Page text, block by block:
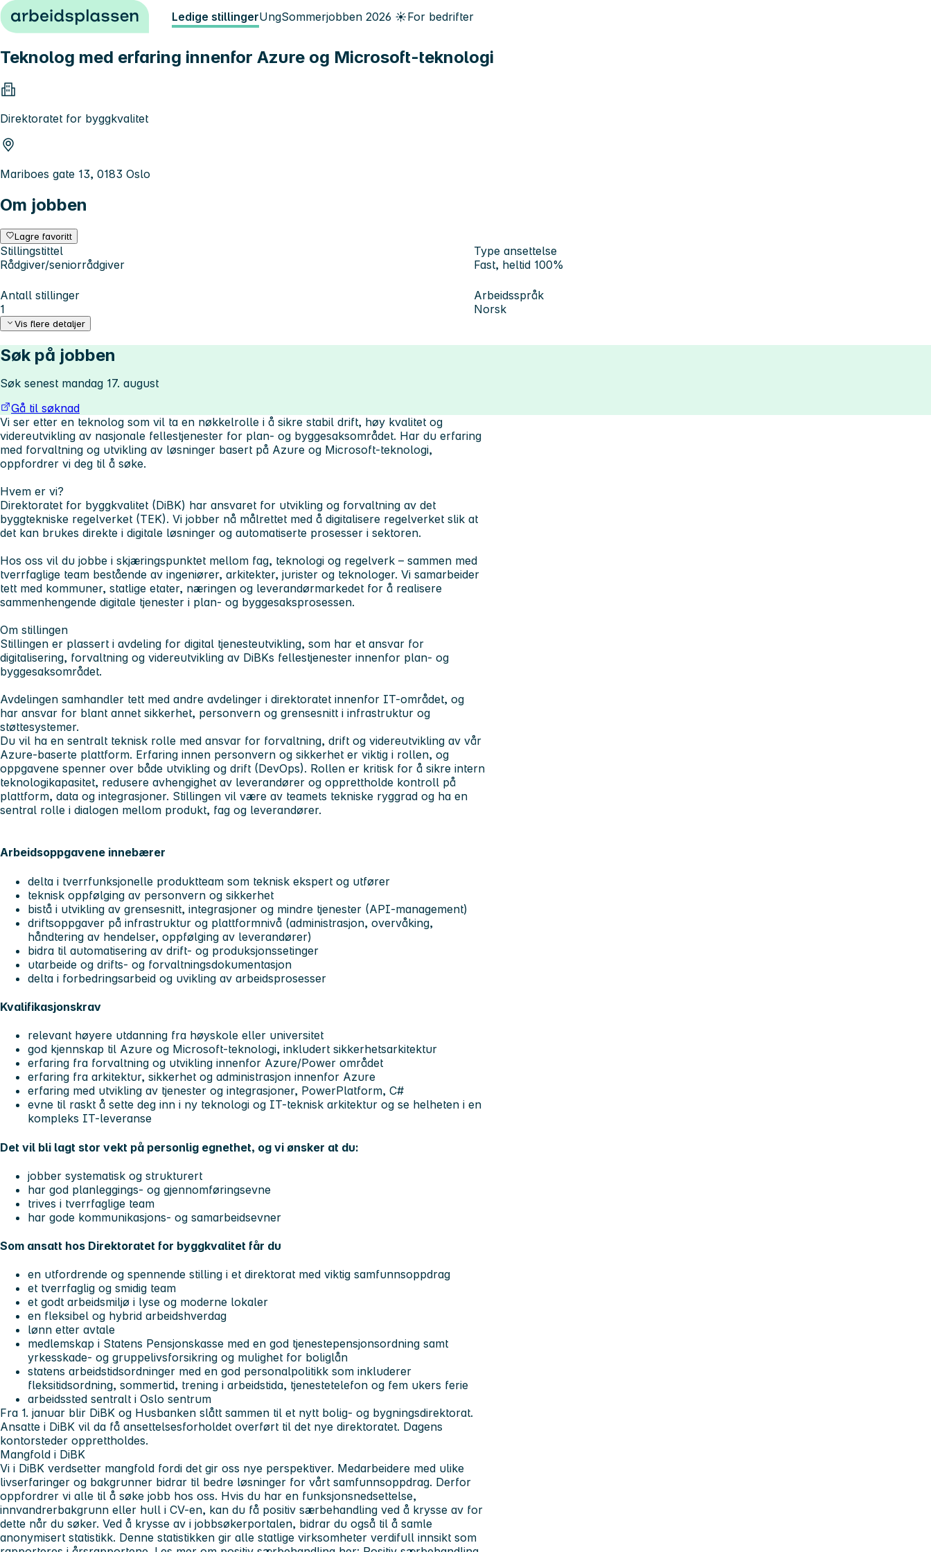
Hopp til innhold Ledige stillingerUngSommerjobben 2026 ☀️For bedrifter
Teknolog med erfaring innenfor Azure og Microsoft-teknologi
Direktoratet for byggkvalitet
Mariboes gate 13, 0183 Oslo
Om jobben
Lagre favoritt
Stillingstittel
Rådgiver/seniorrådgiver
Type ansettelse
Fast, heltid 100%
Antall stillinger
1
Arbeidsspråk
Norsk
Vis flere detaljer
Søk på jobben
Søk senest mandag 17. august
Gå til søknad
Vi ser etter en teknolog som vil ta en nøkkelrolle i å sikre stabil drift, høy kvalitet og
videreutvikling av nasjonale fellestjenester for plan- og byggesaksområdet. Har du erfaring
med forvaltning og utvikling av løsninger basert på Azure og Microsoft-teknologi,
oppfordrer vi deg til å søke.
Hvem er vi?
Direktoratet for byggkvalitet (DiBK) har ansvaret for utvikling og forvaltning av det
byggtekniske regelverket (TEK). Vi jobber nå målrettet med å digitalisere regelverket slik at
det kan brukes direkte i digitale løsninger og automatiserte prosesser i sektoren.
Hos oss vil du jobbe i skjæringspunktet mellom fag, teknologi og regelverk – sammen med
tverrfaglige team bestående av ingeniører, arkitekter, jurister og teknologer. Vi samarbeider
tett med kommuner, statlige etater, næringen og leverandørmarkedet for å realisere
sammenhengende digitale tjenester i plan- og byggesaksprosessen.
Om stillingen
Stillingen er plassert i avdeling for digital tjenesteutvikling, som har et ansvar for
digitalisering, forvaltning og videreutvikling av DiBKs fellestjenester innenfor plan- og
byggesaksområdet.
Avdelingen samhandler tett med andre avdelinger i direktoratet innenfor IT-området, og
har ansvar for blant annet sikkerhet, personvern og grensesnitt i infrastruktur og
støttesystemer.
Du vil ha en sentralt teknisk rolle med ansvar for forvaltning, drift og videreutvikling av vår
Azure-baserte plattform. Erfaring innen personvern og sikkerhet er viktig i rollen, og
oppgavene spenner over både utvikling og drift (DevOps). Rollen er kritisk for å sikre intern
teknologikapasitet, redusere avhengighet av leverandører og opprettholde kontroll på
plattform, data og integrasjoner. Stillingen vil være av teamets tekniske ryggrad og ha en
sentral rolle i dialogen mellom produkt, fag og leverandører.
Arbeidsoppgavene innebærer
delta i tverrfunksjonelle produktteam som teknisk ekspert og utfører
teknisk oppfølging av personvern og sikkerhet
bistå i utvikling av grensesnitt, integrasjoner og mindre tjenester (API-management)
driftsoppgaver på infrastruktur og plattformnivå (administrasjon, overvåking,
håndtering av hendelser, oppfølging av leverandører)
bidra til automatisering av drift- og produksjonssetinger
utarbeide og drifts- og forvaltningsdokumentasjon
delta i forbedringsarbeid og uvikling av arbeidsprosesser
Kvalifikasjonskrav
relevant høyere utdanning fra høyskole eller universitet
god kjennskap til Azure og Microsoft-teknologi, inkludert sikkerhetsarkitektur
erfaring fra forvaltning og utvikling innenfor Azure/Power området
erfaring fra arkitektur, sikkerhet og administrasjon innenfor Azure
erfaring med utvikling av tjenester og integrasjoner, PowerPlatform, C#
evne til raskt å sette deg inn i ny teknologi og IT-teknisk arkitektur og se helheten i en
kompleks IT-leveranse
Det vil bli lagt stor vekt på personlig egnethet, og vi ønsker at du:
jobber systematisk og strukturert
har god planleggings- og gjennomføringsevne
trives i tverrfaglige team
har gode kommunikasjons- og samarbeidsevner
Som ansatt hos Direktoratet for byggkvalitet får du
en utfordrende og spennende stilling i et direktorat med viktig samfunnsoppdrag
et tverrfaglig og smidig team
et godt arbeidsmiljø i lyse og moderne lokaler
en fleksibel og hybrid arbeidshverdag
lønn etter avtale
medlemskap i Statens Pensjonskasse med en god tjenestepensjonsordning samt
yrkesskade- og gruppelivsforsikring og mulighet for boliglån
statens arbeidstidsordninger med en god personalpolitikk som inkluderer
fleksitidsordning, sommertid, trening i arbeidstida, tjenestetelefon og fem ukers ferie
arbeidssted sentralt i Oslo sentrum
Fra 1. januar blir DiBK og Husbanken slått sammen til et nytt bolig- og bygningsdirektorat.
Ansatte i DiBK vil da få ansettelsesforholdet overført til det nye direktoratet. Dagens
kontorsteder opprettholdes.
Mangfold i DiBK
Vi i DiBK verdsetter mangfold fordi det gir oss nye perspektiver. Medarbeidere med ulike
livserfaringer og bakgrunner bidrar til bedre løsninger for vårt samfunnsoppdrag. Derfor
oppfordrer vi alle til å søke jobb hos oss. Hvis du har en funksjonsnedsettelse,
innvandrerbakgrunn eller hull i CV-en, kan du få positiv særbehandling ved å krysse av for
dette når du søker. Ved å krysse av i jobbsøkerportalen, bidrar du også til å samle
anonymisert statistikk. Denne statistikken gir alle statlige virksomheter verdifull innsikt som